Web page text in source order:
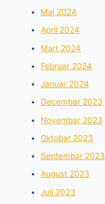
Maj 2024
April 2024
Mart 2024
Februar 2024
Januar 2024
Decembar 2023
Novembar 2023
Oktobar 2023
Septembar 2023
August 2023
Juli 2023